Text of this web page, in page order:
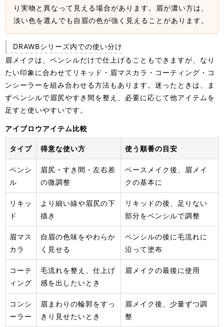
り実物と異なって見える場合があります。眉が濃い方は、
淡い色を選んでも自眉の色が強く見えることがあります。
DRAWBシリーズ内での使い分け
眉メイクは、ペンシルだけで仕上げることもできますが、なり
たい印象に合わせてリキッド・眉マスカラ・コーティング・コ
ンシーラーを組み合わせる方法もあります。迷ったときは、ま
ずペンシルで眉尻やすき間を整え、必要に応じて他アイテムを
足すと使いやすいです。
アイブロウアイテム比較
タイプ 得意な使い方 使う順番の目安
ペンシ
ル
眉尻・すき間・左右差
の微調整
ベースメイク後、眉メイ
クの基本に
リキッ
ド
より細い線や眉尻の下
描き
リキッドの後、足りない
部分をペンシルで調整
眉マス
カラ
自眉の色味をやわらか
く見せる
ペンシルの後に毛流れに
沿って塗布
コーテ
ィング
毛流れを整え、仕上げ
感を出したいとき
眉メイクの最後に使用
コンシ
ーラー
眉まわりの輪郭をすっ
きり見せたいとき
眉メイク後、少量ずつ調
整